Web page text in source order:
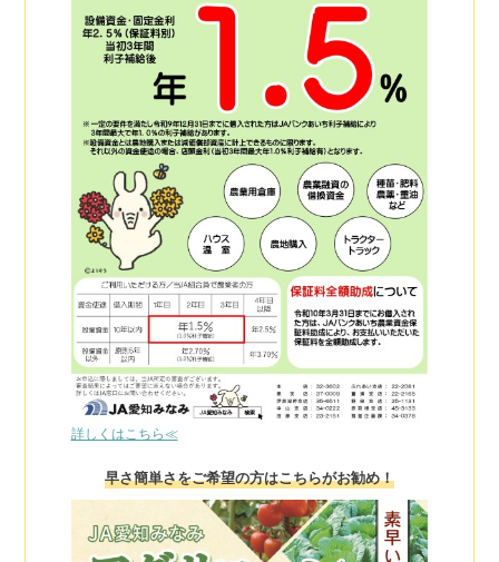
詳しくはこちら≪
早さ簡単さをご希望の方はこちらがお勧め！